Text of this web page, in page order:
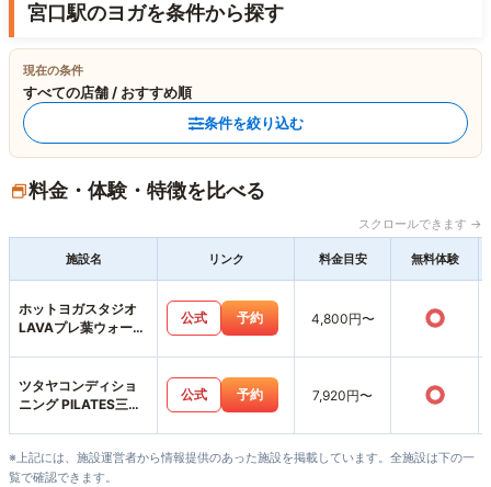
宮口駅のヨガを条件から探す
現在の条件
すべての店舗 / おすすめ順
条件を絞り込む
料金・体験・特徴を比べる
スクロールできます →
施設名 リンク 料金目安 無料体験
ホットヨガスタジオ
LAVAプレ葉ウォーク
公式 予約 4,800円〜 ○
ツタヤコンディショ
ニング PILATES三方
公式 予約 7,920円〜 ○
※上記には、施設運営者から情報提供のあった施設を掲載しています。全施設は下の一
覧で確認できます。